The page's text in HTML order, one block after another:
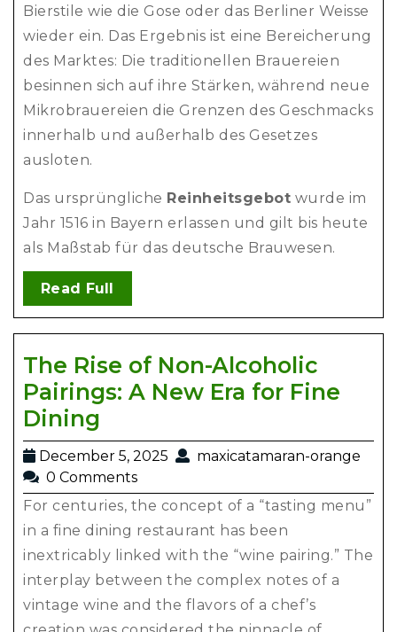
Bierstile wie die Gose oder das Berliner Weisse
wieder ein. Das Ergebnis ist eine Bereicherung
des Marktes: Die traditionellen Brauereien
besinnen sich auf ihre Stärken, während neue
Mikrobrauereien die Grenzen des Geschmacks
innerhalb und außerhalb des Gesetzes
ausloten.
Das ursprüngliche Reinheitsgebot wurde im
Jahr 1516 in Bayern erlassen und gilt bis heute
als Maßstab für das deutsche Brauwesen.
Read Full
The Rise of Non-Alcoholic
Pairings: A New Era for Fine
Dining
December 5, 2025
maxicatamaran-orange
0 Comments
For centuries, the concept of a “tasting menu”
in a fine dining restaurant has been
inextricably linked with the “wine pairing.” The
interplay between the complex notes of a
vintage wine and the flavors of a chef’s